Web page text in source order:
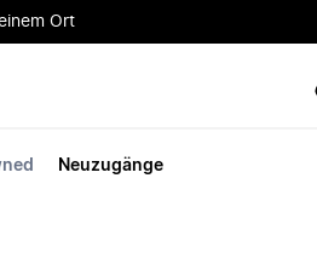
Ort
Neuzugänge